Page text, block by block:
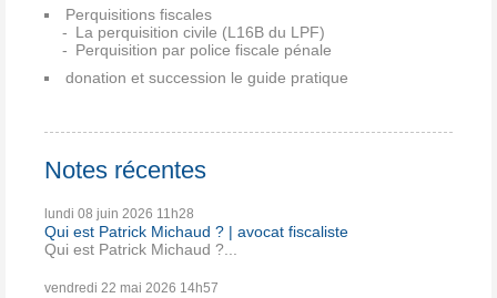
Perquisitions fiscales
La perquisition civile (L16B du LPF)
Perquisition par police fiscale pénale
donation et succession le guide pratique
Notes récentes
lundi 08 juin 2026 11h28
Qui est Patrick Michaud ? | avocat fiscaliste
Qui est Patrick Michaud ?...
vendredi 22 mai 2026 14h57